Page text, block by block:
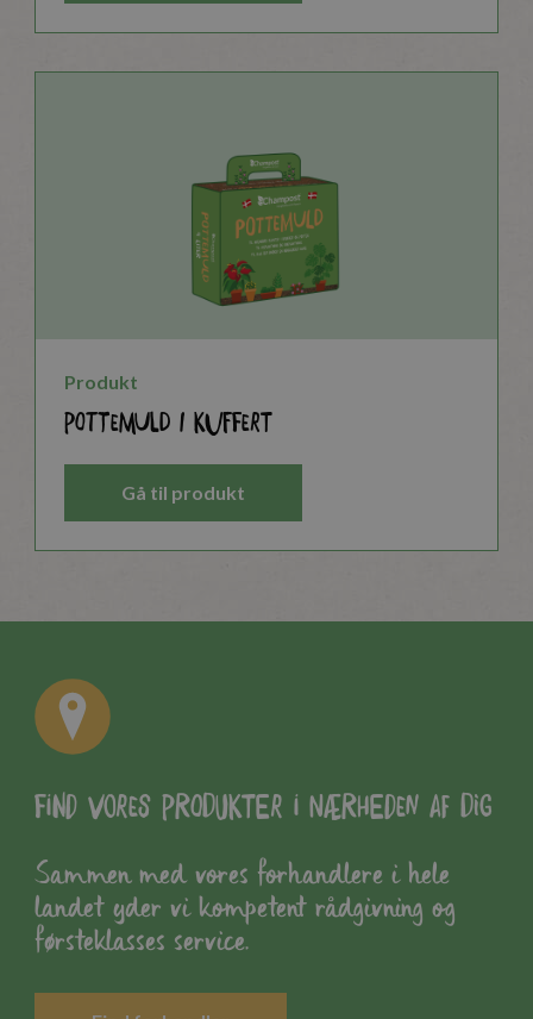
Produkt
Pottemuld i kuffert
Gå til produkt
Find vores produkter i nærheden af dig
Sammen med vores forhandlere i hele
landet yder vi kompetent rådgivning og
førsteklasses service.